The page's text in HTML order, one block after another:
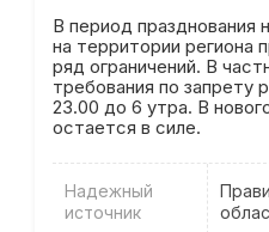
В период празднования
на территории региона
ряд ограничений. В
требования по запрету
23.00 до 6 утра. В
остается в силе.
Надежный
источник